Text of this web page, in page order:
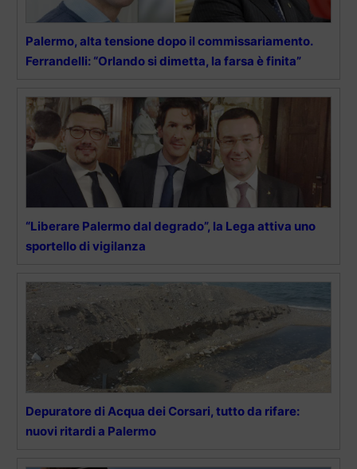
Palermo, alta tensione dopo il commissariamento.
Ferrandelli: “Orlando si dimetta, la farsa è finita”
“Liberare Palermo dal degrado”, la Lega attiva uno
sportello di vigilanza
Depuratore di Acqua dei Corsari, tutto da rifare:
nuovi ritardi a Palermo